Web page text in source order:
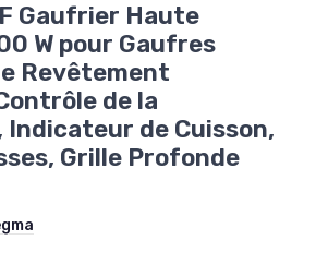
Gaufrier Haute
W pour Gaufres
Revêtement
de la
Indicateur de Cuisson,
Grille Profonde